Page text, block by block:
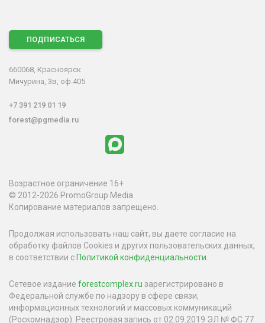
ПОДПИСАТЬСЯ
660068, Красноярск
Мичурина, 3в, оф.405
+7 391 219 01 19
forest@pgmedia.ru
Возрастное ограничение 16+
© 2012-2026 PromoGroup Media
Копирование материалов запрещено.
Продолжая использовать наш сайт, вы даете согласие на
обработку файлов Cookies и других пользовательских данных,
в соответствии с Политикой конфиденциальности.
Сетевое издание forestcomplex.ru зарегистрировано в
Федеральной службе по надзору в сфере связи,
информационных технологий и массовых коммуникаций
(Роскомнадзор). Реестровая запись от 02.09.2019 ЭЛ № ФС 77